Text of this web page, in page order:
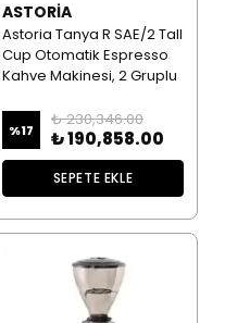
ASTORIA
Astoria Tanya R SAE/2 Tall
Cup Otomatik Espresso
Kahve Makinesi, 2 Gruplu
%17
₺ 230,346.00
₺ 190,858.00
SEPETE EKLE